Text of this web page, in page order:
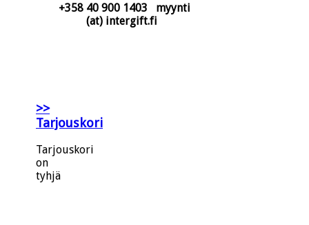
+358 40 900 1403 myynti
(at) intergift.fi
>>
Tarjouskori
Tarjouskori
on
tyhjä